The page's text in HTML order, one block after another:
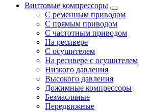
Винтовые компрессоры
С ременным приводом
С прямым приводом
С частотным приводом
На ресивере
С осушителем
На ресивере с осушителем
Низкого давления
Высокого давления
Дожимные компрессоры
Безмасляные
Передвижные